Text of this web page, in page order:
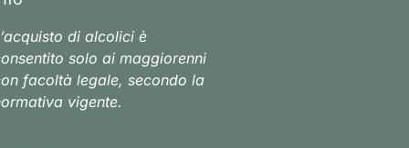
di alcolici è
solo ai maggiorenni
facoltà legale, secondo la
vigente.